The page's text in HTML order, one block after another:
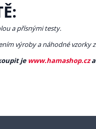
a přísnými testy.
výroby a náhodné vzorky
je www.hamashop.cza